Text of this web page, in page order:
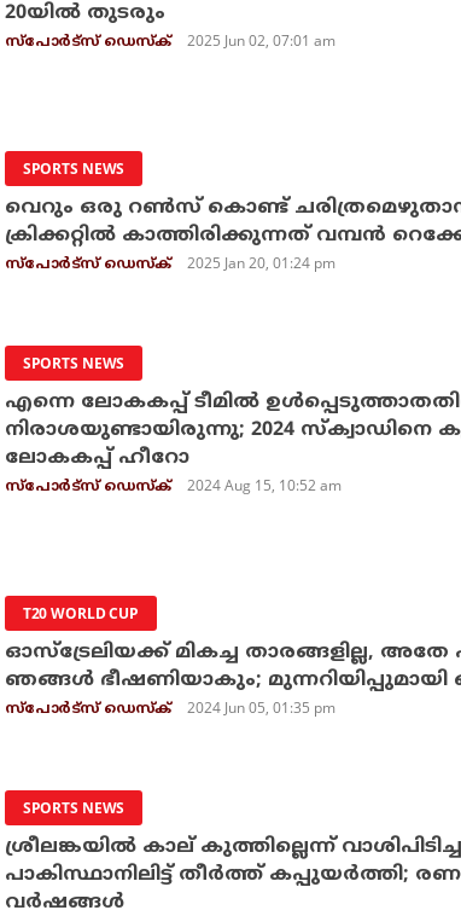
20യില്‍ തുടരും
സ്പോര്‍ട്സ് ഡെസ്‌ക് 2025 Jun 02, 07:01 am
SPORTS NEWS
വെറും ഒരു റണ്‍സ് കൊണ്ട് ചരിത്രമെഴുതാന്‍
ക്രിക്കറ്റില്‍ കാത്തിരിക്കുന്നത് വമ്പന്‍
സ്പോര്‍ട്സ് ഡെസ്‌ക് 2025 Jan 20, 01:24 pm
SPORTS NEWS
എന്നെ ലോകകപ്പ് ടീമില്‍
നിരാശയുണ്ടായിരുന്നു; 2024 സ്‌ക്വാഡിനെ
ലോകകപ്പ് ഹീറോ
സ്പോര്‍ട്സ് ഡെസ്‌ക് 2024 Aug 15, 10:52 am
T20 WORLD CUP
ഓസ്‌ട്രേലിയക്ക് മികച്ച താരങ്ങളില്ല, അതേ
ഞങ്ങള്‍ ഭീഷണിയാകും; മുന്നറിയിപ്പുമായി
സ്പോര്‍ട്സ് ഡെസ്‌ക് 2024 Jun 05, 01:35 pm
SPORTS NEWS
ശ്രീലങ്കയില്‍ കാല് കുത്തില്ലെന്ന്
പാകിസ്ഥാനിലിട്ട് തീര്‍ത്ത് കപ്പുയര്‍ത്തി;
വര്‍ഷങ്ങള്‍